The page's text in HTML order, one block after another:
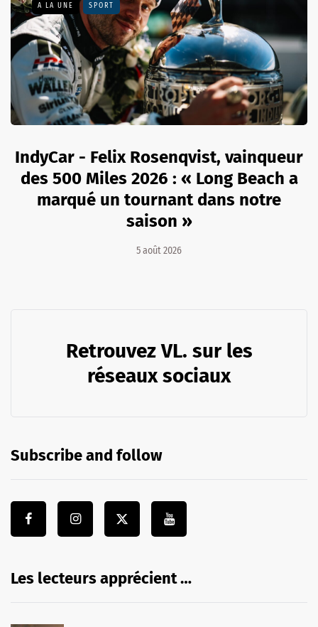
A LA UNE SPORT
IndyCar - Felix Rosenqvist, vainqueur
des 500 Miles 2026 : « Long Beach a
marqué un tournant dans notre
saison »
5 août 2026
Retrouvez VL. sur les
réseaux sociaux
Subscribe and follow
Les lecteurs apprécient …